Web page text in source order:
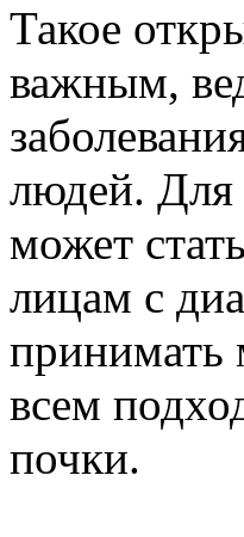
Такое
важным,
людей. Для
может
лицам с
принимать
всем
почки.